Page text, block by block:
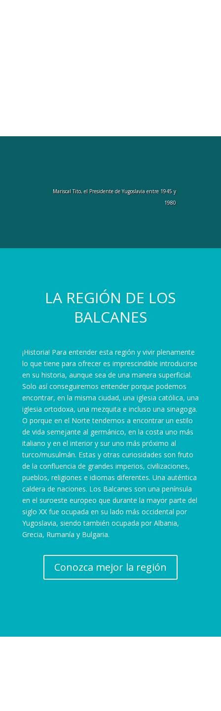
Mariscal Tito, el Presidente de Yugoslavia entre 1945 y
1980
LA REGIÓN DE LOS
BALCANES
¡Historia! Para entender esta región y vivir plenamente
lo que tiene para ofrecer es imprescindible introducirse
en su historia, aunque sea de una manera superficial.
Solo así conseguiremos entender porque podemos
encontrar, en la misma ciudad, una iglesia católica, una
iglesia ortodoxa, una mezquita e incluso una sinagoga.
O porque en el Norte tendemos a encontrar un estilo
de vida semejante al germánico, en la costa uno más
italiano y en el interior y sur uno más próximo al
turco/musulmán. Estas y otras curiosidades son fruto
de la confluencia de grandes imperios, civilizaciones,
pueblos, religiones e idiomas diferentes. Una auténtica
caldera de naciones. Los Balcanes son una península
en el suroeste europeo que durante la mayor parte del
siglo XX fue ocupada en su lado más occidental por
Yugoslavia, siendo también ocupada por Albania,
Grecia, Rumanía y Bulgaria.
Conozca mejor la región